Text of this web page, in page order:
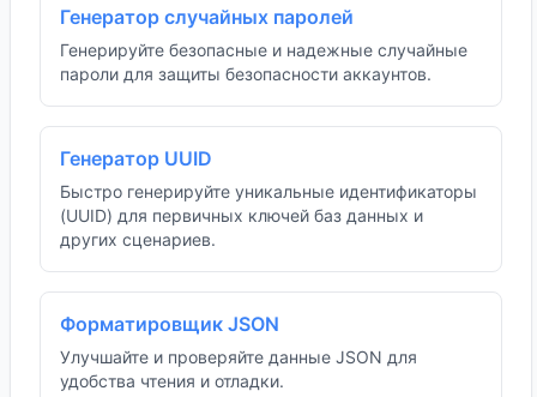
Генератор случайных паролей
Генерируйте безопасные и надежные случайные
пароли для защиты безопасности аккаунтов.
Генератор UUID
Быстро генерируйте уникальные идентификаторы
(UUID) для первичных ключей баз данных и
других сценариев.
Форматировщик JSON
Улучшайте и проверяйте данные JSON для
удобства чтения и отладки.